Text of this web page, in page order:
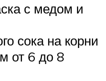
с медом и
сока на корни
от 6 до 8